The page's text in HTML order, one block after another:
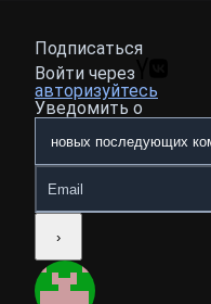
Подписаться
Войти через
авторизуйтесь
Уведомить о